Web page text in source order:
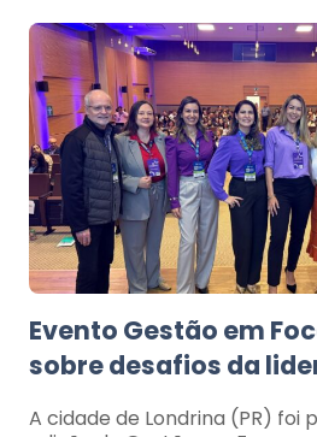
Evento Gestão em
sobre desafios da
A cidade de Londrina (PR) foi